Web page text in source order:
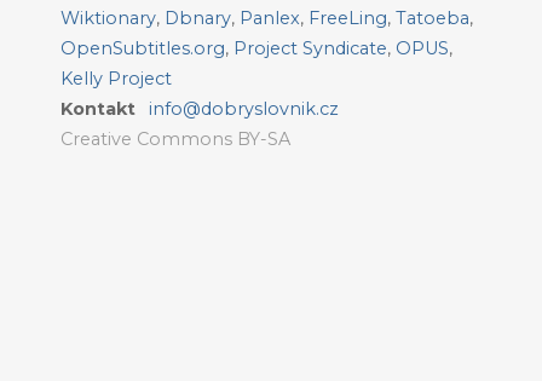
Wiktionary, Dbnary, Panlex, FreeLing, Tatoeba,
OpenSubtitles.org, Project Syndicate, OPUS,
Kelly Project
Kontakt
info@dobryslovnik.cz
Creative Commons BY-SA